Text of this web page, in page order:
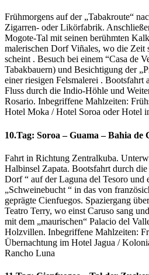
Frühmorgens auf der „Tabakroute“
Zigarren- oder Likörfabrik.
Mogote-Tal mit seinen berühmten
malerischen Dorf Viñales, wo die Zeit
scheint . Besuch bei einem “Casa de
Tabakbauern) und Besichtigung der
einer riesigen Felsmalerei . Bootsfahrt
Fluss durch die Indio-Höhle und
Rosario. Inbegriffene Mahlzeiten:
Hotel Moka / Hotel Soroa oder Hotel
10.Tag: Soroa – Guama – Bahia de
Fahrt in Richtung Zentralkuba.
Halbinsel Zapata. Bootsfahrt durch
Dorf “ auf der Laguna del Tesoro und
„Schweinebucht “ in das von
geprägte Cienfuegos. Spaziergang
Teatro Terry, wo einst Caruso sang
mit dem „maurischen“ Palacio del
Holzvillen. Inbegriffene Mahlzeiten:
Übernachtung im Hotel Jagua /
Rancho Luna